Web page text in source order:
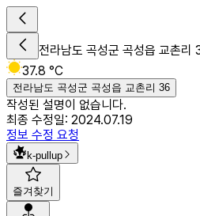
전라남도 곡성군 곡성읍 교촌리
37.8 °C
전라남도 곡성군 곡성읍 교촌리 36
작성된 설명이 없습니다.
최종 수정일: 2024.07.19
정보 수정 요청
k-pullup
즐겨찾기